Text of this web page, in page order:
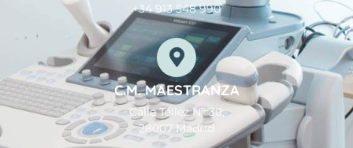
+34 913 548 990
C.M. MAESTRANZA
Calle Téllez Nº 30,
28007 Madrid